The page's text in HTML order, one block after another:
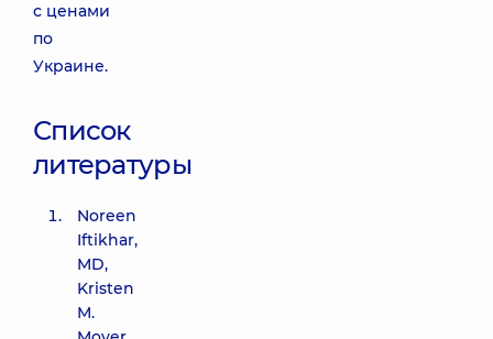
с ценами
по
Украине.
Список
литературы
Noreen
Iftikhar,
MD,
Kristen
M.